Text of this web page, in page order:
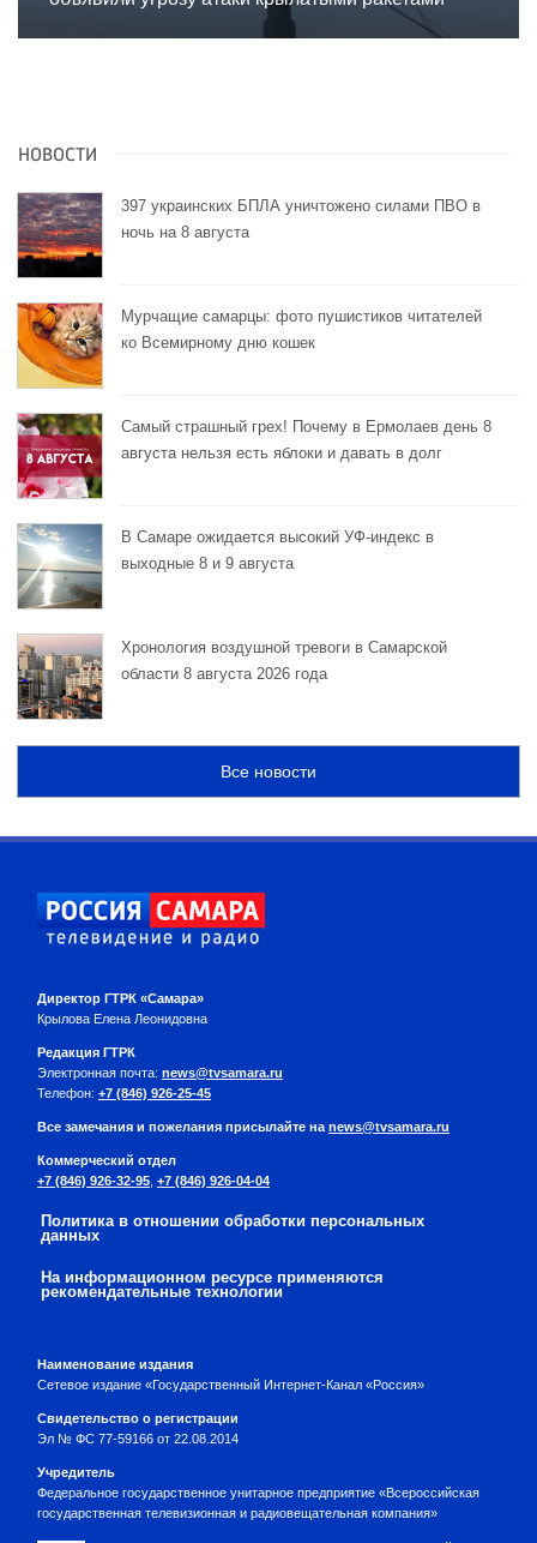
НОВОСТИ
397 украинских БПЛА уничтожено силами ПВО в
ночь на 8 августа
Мурчащие самарцы: фото пушистиков читателей
ко Всемирному дню кошек
Самый страшный грех! Почему в Ермолаев день 8
августа нельзя есть яблоки и давать в долг
В Самаре ожидается высокий УФ-индекс в
выходные 8 и 9 августа
Хронология воздушной тревоги в Самарской
области 8 августа 2026 года
Все новости
Директор ГТРК «Самара»
Крылова Елена Леонидовна
Редакция ГТРК
Электронная почта: news@tvsamara.ru
Телефон: +7 (846) 926-25-45
Все замечания и пожелания присылайте на news@tvsamara.ru
Коммерческий отдел
+7 (846) 926-32-95 +7 (846) 926-04-04
Политика в отношении обработки персональных
данных
На информационном ресурсе применяются
рекомендательные технологии
Наименование издания
Сетевое издание «Государственный Интернет-Канал «Россия»
Свидетельство о регистрации
Эл № ФС 77-59166 от 22.08.2014
Учредитель
Федеральное государственное унитарное предприятие «Всероссийская
государственная телевизионная и радиовещательная компания»